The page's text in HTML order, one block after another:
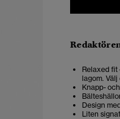
Relaxed fit
lagom.
Knapp-
Design
Liten